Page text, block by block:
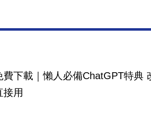
費下載｜懶人必備ChatGPT特典
接用